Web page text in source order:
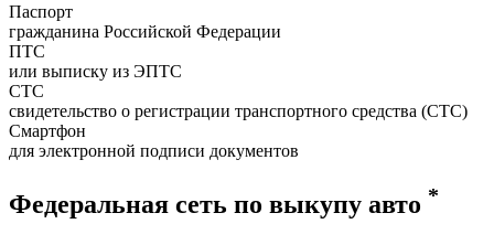
Паспорт
гражданина Российской Федерации
ПТС
или выписку из ЭПТС
СТС
свидетельство о регистрации транспортного средства (СТС)
Смартфон
для электронной подписи документов
Федеральная сеть по выкупу авто *